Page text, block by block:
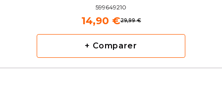
599649210
29,99 €
14,90 €
+ Comparer